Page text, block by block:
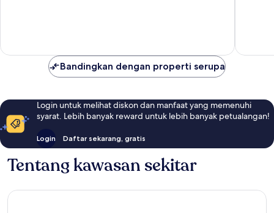
Bandingkan dengan properti serupa
Login untuk melihat diskon dan manfaat yang memenuhi
syarat. Lebih banyak reward untuk lebih banyak petualangan!
Login Daftar sekarang, gratis
Tentang kawasan sekitar